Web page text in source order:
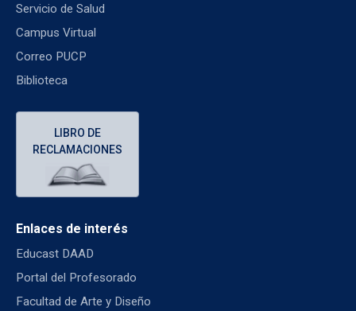
Servicio de Salud
Campus Virtual
Correo PUCP
Biblioteca
LIBRO DE
RECLAMACIONES
Enlaces de interés
Educast DAAD
Portal del Profesorado
Facultad de Arte y Diseño